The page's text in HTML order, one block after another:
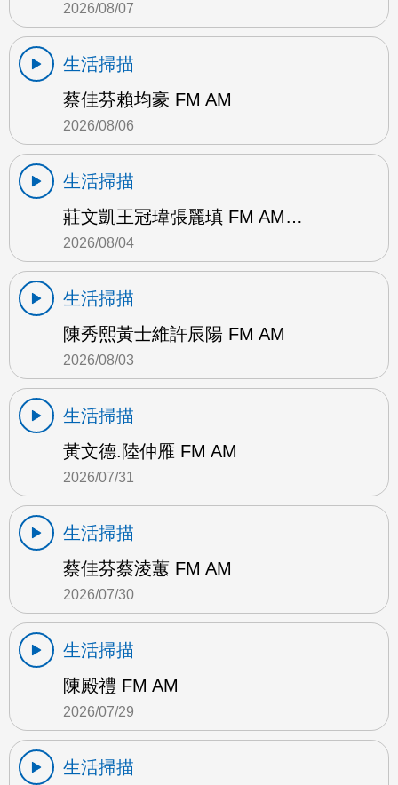
2026/08/07
生活掃描
蔡佳芬賴均豪 FM AM
2026/08/06
生活掃描
莊文凱王冠瑋張麗瑱 FM AM…
2026/08/04
生活掃描
陳秀熙黃士維許辰陽 FM AM
2026/08/03
生活掃描
黃文德.陸仲雁 FM AM
2026/07/31
生活掃描
蔡佳芬蔡淩蕙 FM AM
2026/07/30
生活掃描
陳殿禮 FM AM
2026/07/29
生活掃描